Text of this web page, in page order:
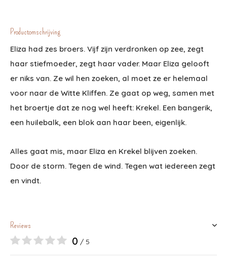
Productomschrijving
Eliza had zes broers. Vijf zijn verdronken op zee, zegt
haar stiefmoeder, zegt haar vader. Maar Eliza gelooft
er niks van. Ze wil hen zoeken, al moet ze er helemaal
voor naar de Witte Kliffen. Ze gaat op weg, samen met
het broertje dat ze nog wel heeft: Krekel. Een bangerik,
een huilebalk, een blok aan haar been, eigenlijk.
Alles gaat mis, maar Eliza en Krekel blijven zoeken.
Door de storm. Tegen de wind. Tegen wat iedereen zegt
en vindt.
Reviews
0 / 5